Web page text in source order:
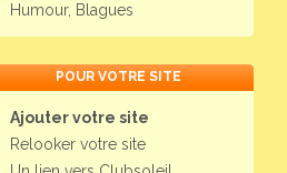
Humour, Blagues
POUR VOTRE SITE
Ajouter votre site
Relooker votre site